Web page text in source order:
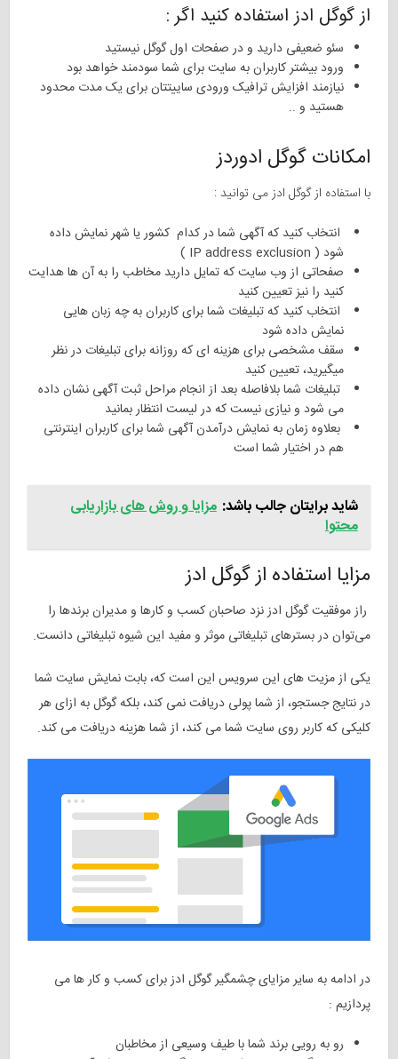
از گوگل ادز استفاده کنید اگر :
سئو ضعیفی دارید و در صفحات اول گوگل نیستید
ورود بیشتر کاربران به سایت برای شما سودمند خواهد بود
نیازمند افزایش ترافیک ورودی ساییتتان برای یک مدت محدود
هستید و ..
امکانات گوگل ادوردز
با استفاده از گوگل ادز می توانید :
انتخاب کنید که آگهی شما در کدام کشور یا شهر نمایش داده
شود ( IP address exclusion )
صفحاتی از وب سایت که تمایل دارید مخاطب را به آن ها هدایت
کنید را نیز تعیین کنید
انتخاب کنید که تبلیغات شما برای کاربران به چه زبان هایی
نمایش داده شود
سقف مشخصی برای هزینه ای که روزانه برای تبلیغات در نظر
میگیرید، تعیین کنید
تبلیغات شما بلافاصله بعد از انجام مراحل ثبت آگهی نشان داده
می شود و نیازی ‌نیست که در لیست انتظار بمانید
بعلاوه زمان به نمایش درآمدن آگهی شما برای کاربران اینترنتی
هم در اختیار شما است
شاید برایتان جالب باشد: مزایا و روش های بازاریابی
محتوا
مزایا استفاده از گوگل ادز
راز موفقیت گوگل ادز نزد صاحبان کسب ‌و کارها و مدیران برندها را
می‌توان در بسترهای تبلیغاتی موثر و مفید این شیوه تبلیغاتی دانست.
یکی از مزیت های این سرویس این است که، بابت نمایش سایت شما
در نتایج جستجو، از شما پولی دریافت نمی کند، بلکه گوگل به ازای هر
کلیکی که کاربر روی سایت شما می کند، از شما هزینه دریافت می کند.
در ادامه به سایر مزایای چشمگیر گوگل ادز برای کسب و کار ها می
پردازیم :
رو به رویی برند شما با طیف وسیعی از مخاطبان